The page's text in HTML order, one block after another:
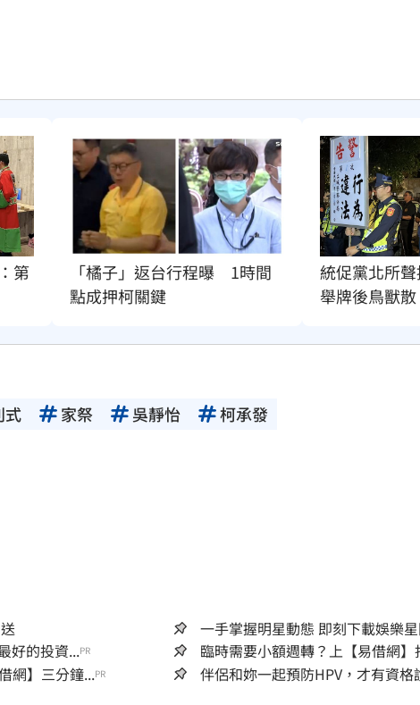
第
「橘子」返台行程曝　1時間
點成押柯關鍵
統促黨北所
舉牌後鳥獸散
式 家祭 吳靜怡 柯承發
一手掌握明星動態 即刻下載
好的投資...PR 臨時需要小額週轉？上【易借網】
網】三分鐘...PR 伴侶和妳一起預防HPV，才有資格